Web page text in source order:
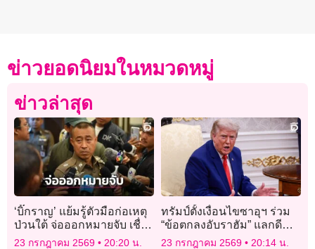
ข่าวยอดนิยมในหมวดหมู่
ข่าวล่าสุด
‘บิ๊กราญ’ แย้มรู้ตัวมือก่อเหตุ
ป่วนใต้ จ่อออกหมายจับ เชื่อ
3 เหตุการณ์โยงกลุ่มเดียวกัน
23 กรกฎาคม 2569 20:20 น.
ทรัมป์ตั้งเงื่อนไขซาอุฯ ร่วม
“ข้อตกลงอับราฮัม” แลกดี
ลนิวเคลียร์กับสหรัฐ
23 กรกฎาคม 2569 20:14 น.